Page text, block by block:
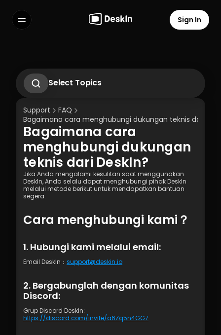
Terms of Service
Privacy Policy
Sign In
Select Topics
perangkat baru?
Bagaimana cara mengubah atau
mereset kata sandi Akun Pribadi DeskIn?
Cara mengatur akses jarak jauh tanpa
pengawasan di DeskIn
Cara Menggunakan Tampilan Privasi?
Support
FAQ
Bagaimana cara menghubungi dukungan teknis dari
Bagaimana cara
menghubungi dukungan
teknis dari DeskIn?
Jika Anda mengalami kesulitan saat menggunakan
DeskIn, Anda selalu dapat menghubungi pihak DeskIn
melalui metode berikut untuk mendapatkan bantuan
segera.
Cara menghubungi kami？
1. Hubungi kami melalui email:
Email DeskIn： support@deskin.io
2. Bergabunglah dengan komunitas
Discord:
https://discord.com/invite/a6Zq5n4GG7